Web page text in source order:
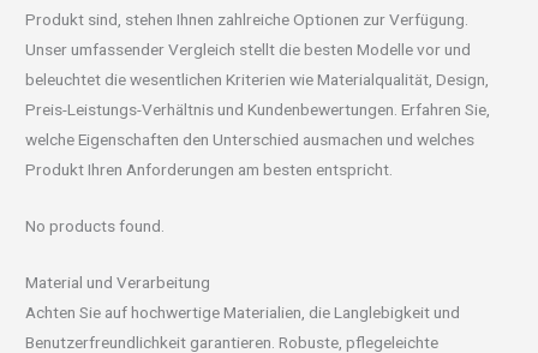
Produkt sind, stehen Ihnen zahlreiche Optionen zur Verfügung.
Unser umfassender Vergleich stellt die besten Modelle vor und
beleuchtet die wesentlichen Kriterien wie Materialqualität, Design,
Preis-Leistungs-Verhältnis und Kundenbewertungen. Erfahren Sie,
welche Eigenschaften den Unterschied ausmachen und welches
Produkt Ihren Anforderungen am besten entspricht.
No products found.
Material und Verarbeitung
Achten Sie auf hochwertige Materialien, die Langlebigkeit und
Benutzerfreundlichkeit garantieren. Robuste, pflegeleichte